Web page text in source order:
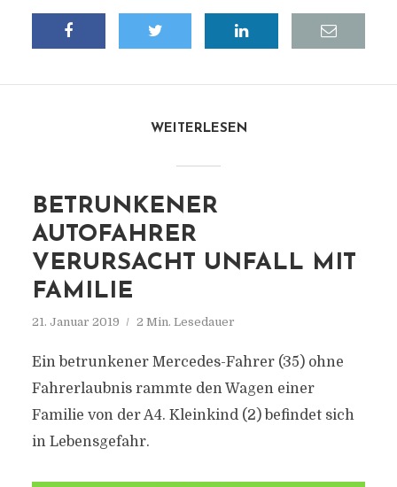
WEITERLESEN
BETRUNKENER
AUTOFAHRER
VERURSACHT UNFALL MIT
FAMILIE
21. Januar 2019 2 Min. Lesedauer
Ein betrunkener Mercedes-Fahrer (35) ohne
Fahrerlaubnis rammte den Wagen einer
Familie von der A4. Kleinkind (2) befindet sich
in Lebensgefahr.